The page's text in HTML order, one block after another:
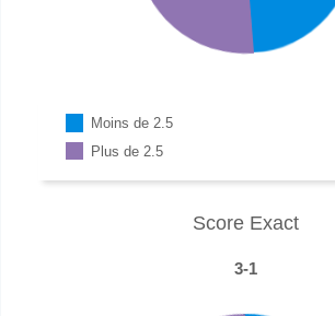
Moins de 2.5
Plus de 2.5
Score Exact
3-1